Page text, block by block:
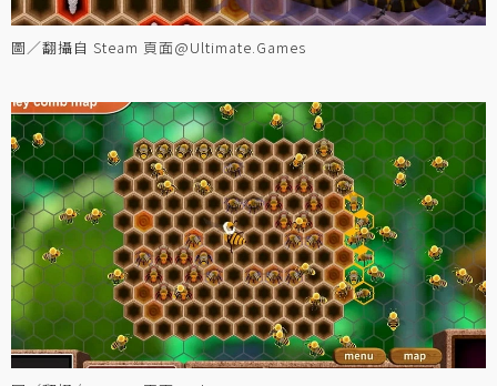
圖／翻攝自 Steam 頁面@Ultimate.Games